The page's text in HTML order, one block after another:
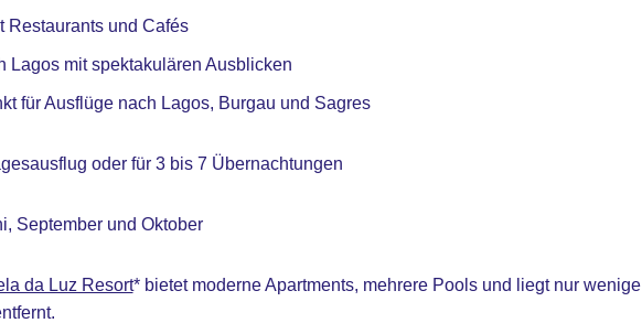
Restaurants und Cafés
Lagos mit spektakulären Ausblicken
für Ausflüge nach Lagos, Burgau und Sagres
oder für 3 bis 7 Übernachtungen
September und Oktober
da Luz Resort* bietet moderne Apartments, mehrere Pools und liegt nur wenige